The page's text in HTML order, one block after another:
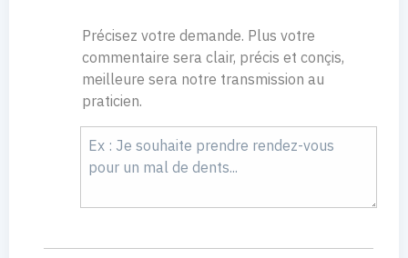
Précisez votre demande. Plus votre
commentaire sera clair, précis et conçis,
meilleure sera notre transmission au
praticien.